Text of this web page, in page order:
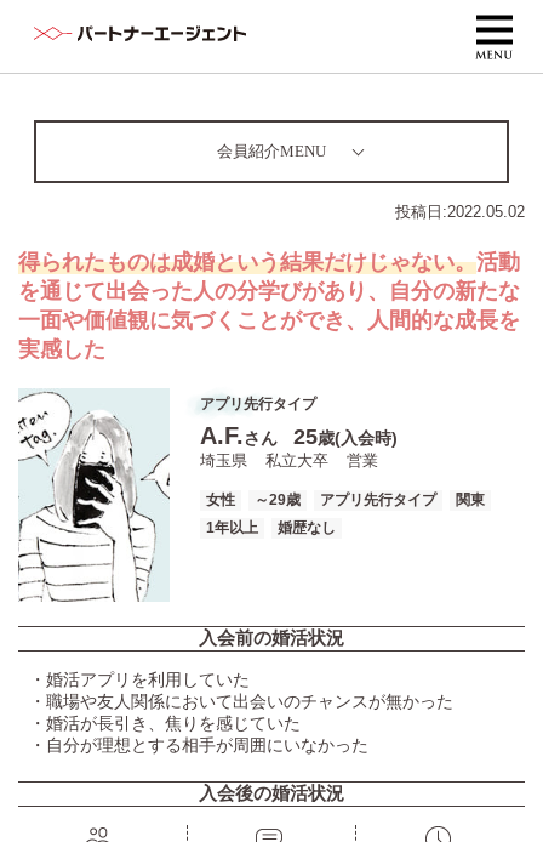
会員紹介MENU
投稿日:2022.05.02
得られたものは成婚という結果だけじゃない。活動
を通じて出会った人の分学びがあり、自分の新たな
一面や価値観に気づくことができ、人間的な成長を
実感した
アプリ先行タイプ
A.F.さん 25歳(入会時)
埼玉県 私立大卒 営業
女性 ～29歳 アプリ先行タイプ
関東
1年以上
婚歴なし
入会前の婚活状況
・婚活アプリを利用していた
・職場や友人関係において出会いのチャンスが無かった
・婚活が長引き、焦りを感じていた
・自分が理想とする相手が周囲にいなかった
入会後の婚活状況